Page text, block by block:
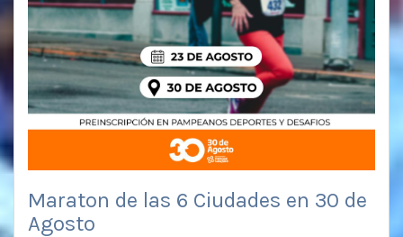
Maraton de las 6 Ciudades en 30 de
Agosto